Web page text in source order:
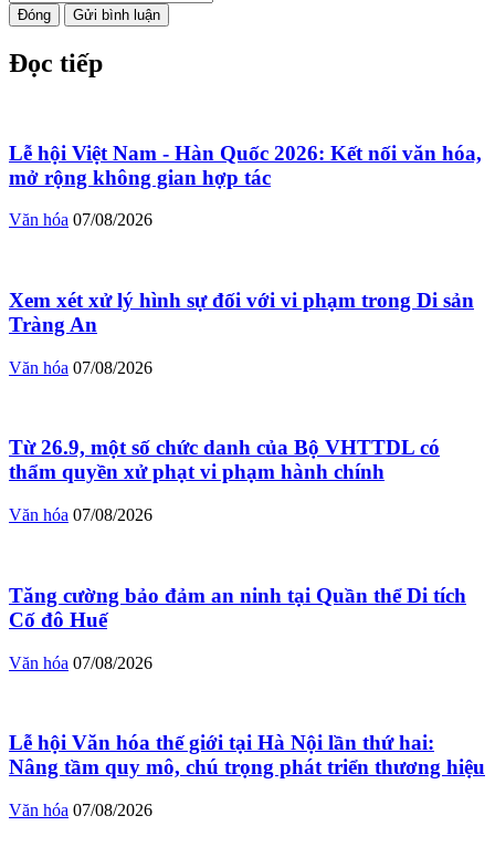
Đóng Gửi bình luận
Đọc tiếp
Lễ hội Việt Nam - Hàn Quốc 2026: Kết nối văn hóa,
mở rộng không gian hợp tác
Văn hóa 07/08/2026
Xem xét xử lý hình sự đối với vi phạm trong Di sản
Tràng An
Văn hóa 07/08/2026
Từ 26.9, một số chức danh của Bộ VHTTDL có
thẩm quyền xử phạt vi phạm hành chính
Văn hóa 07/08/2026
Tăng cường bảo đảm an ninh tại Quần thể Di tích
Cố đô Huế
Văn hóa 07/08/2026
Lễ hội Văn hóa thế giới tại Hà Nội lần thứ hai:
Nâng tầm quy mô, chú trọng phát triển thương hiệu
Văn hóa 07/08/2026